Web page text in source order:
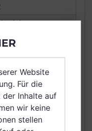
Luxemburg,
Königreich
und
Österreich,
Finnland,
Schweden,
Netherlands
Website
Für die
Inhalte auf
wir keine
stellen